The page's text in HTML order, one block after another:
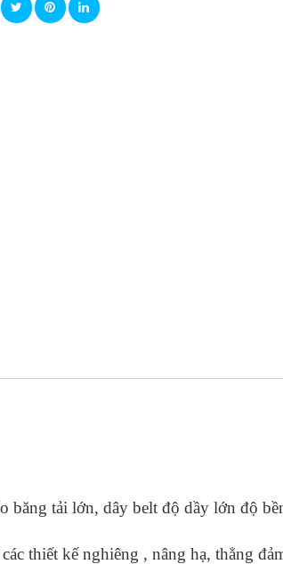
tải lớn, dây belt độ dầy lớn độ
thiết kế nghiêng , nâng hạ, thẳng